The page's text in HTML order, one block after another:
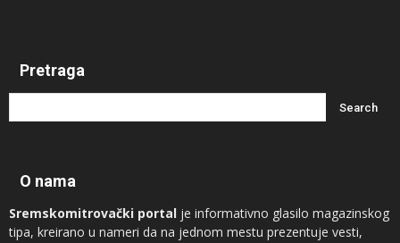
Pretraga
O nama
Sremskomitrovački portal je informativno glasilo magazinskog
tipa, kreirano u nameri da na jednom mestu prezentuje vesti,